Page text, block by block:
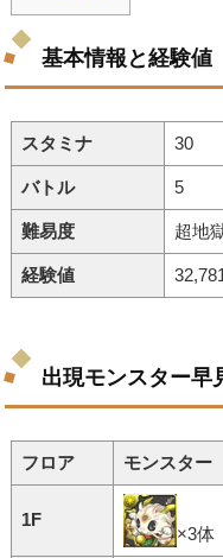
基本情報と経験値
スタミナ 30
バトル 5
難易度 超地
経験値
出現モンスター早
フロア モンスター
1F
×3体